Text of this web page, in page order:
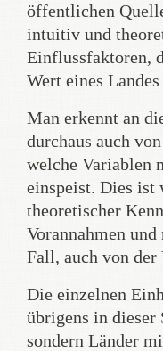
öffentlichen
intuitiv und
Einflussfaktoren,
Wert eines
Man erkennt an
durchaus auch
welche Variablen
einspeist. Dies ist
theoretischer
Vorannahmen
Fall, auch von
Die einzelnen
übrigens in dieser
sondern Länder